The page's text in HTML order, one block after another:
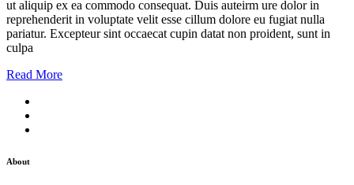
ut aliquip ex ea commodo consequat. Duis auteirm ure dolor in
reprehenderit in voluptate velit esse cillum dolore eu fugiat nulla
pariatur. Excepteur sint occaecat cupin datat non proident, sunt in
culpa
Read More
About